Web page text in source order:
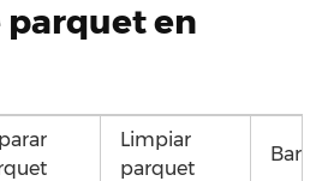
parquet en
Limpiar
parquet